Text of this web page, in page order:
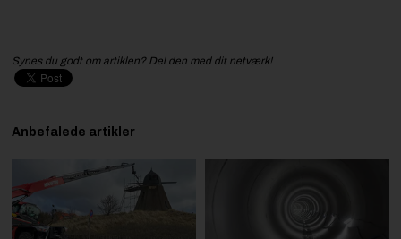
Synes du godt om artiklen? Del den med dit netværk!
Anbefalede artikler